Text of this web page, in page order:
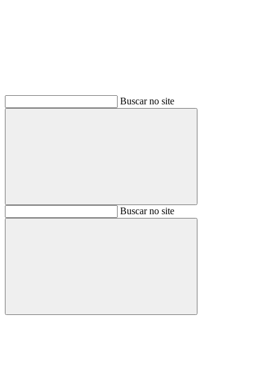
Buscar no site
BuscarBuscar no site
Buscar